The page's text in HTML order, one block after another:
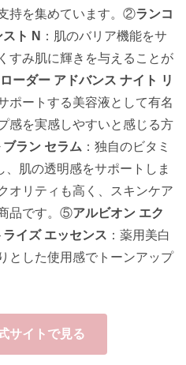
持を集めています。②ランコ
ト N ：肌のバリア機能をサ
すみ肌に輝きを与えることが
ーダー アドバンス ナイト リ
ポートする美容液として有名
感を実感しやすいと感じる方
ラン セラム ：独自のビタミ
肌の透明感をサポートしま
オリティも高く、スキンケア
品です。⑤アルビオン エク
イズ エッセンス ：薬用美白
とした使用感でトーンアップ
サイトで見る